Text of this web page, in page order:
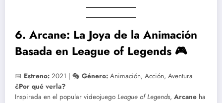
6. Arcane: La Joya de la Animación
Basada en League of Legends 🎮
📅 Estreno: 2021 | 🎭 Género: Animación, Acción, Aventura
¿Por qué verla?
Inspirada en el popular videojuego League of Legends, Arcane ha